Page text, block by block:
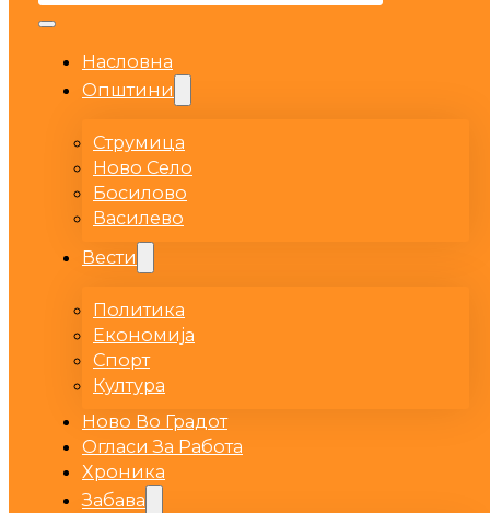
Насловна
Општини
Струмица
Ново Село
Босилово
Василево
Вести
Политика
Економија
Спорт
Култура
Ново Во Градот
Огласи За Работа
Хроника
Забава